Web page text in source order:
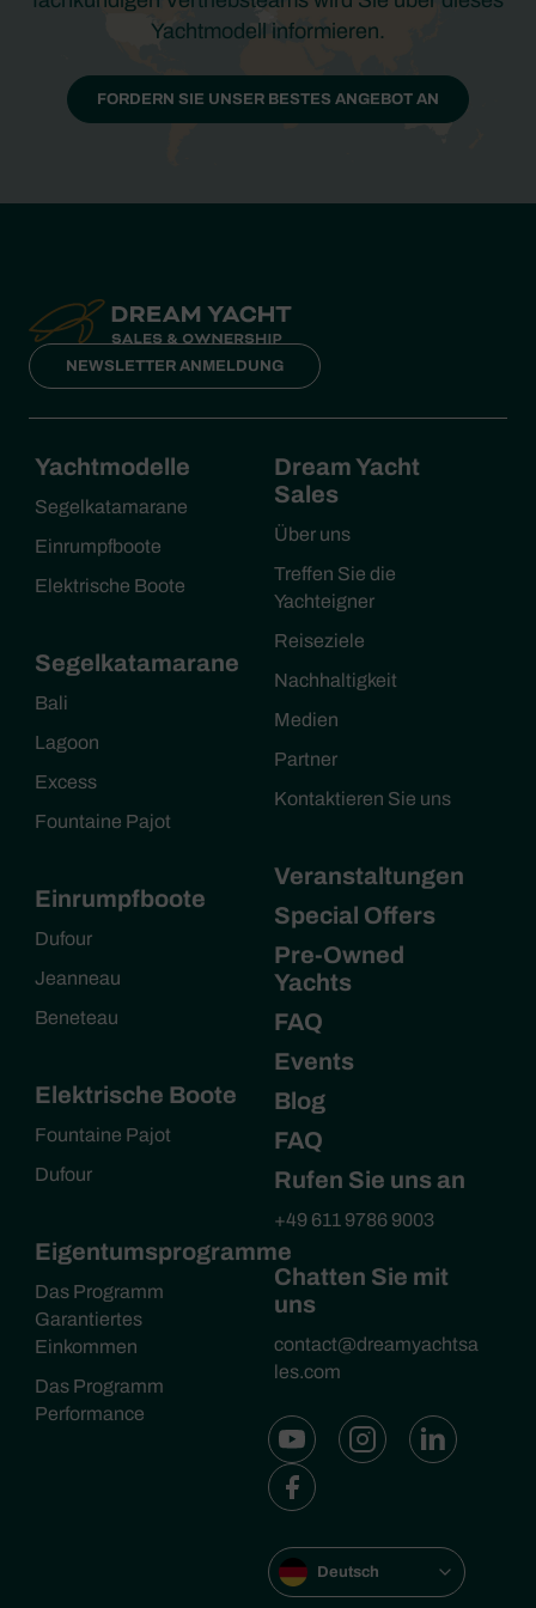
Yachtmodell informieren.
FORDERN SIE UNSER BESTES ANGEBOT AN
NEWSLETTER ANMELDUNG
Yachtmodelle
Segelkatamarane
Einrumpfboote
Elektrische Boote
Segelkatamarane
Bali
Lagoon
Excess
Fountaine Pajot
Einrumpfboote
Dufour
Jeanneau
Beneteau
Elektrische Boote
Fountaine Pajot
Dufour
Eigentumsprogramme
Das Programm
Garantiertes
Einkommen
Das Programm
Performance
Dream Yacht
Sales
Über uns
Treffen Sie die
Yachteigner
Reiseziele
Nachhaltigkeit
Medien
Partner
Kontaktieren Sie uns
Veranstaltungen
Special Offers
Pre-Owned
Yachts
FAQ
Events
Blog
FAQ
Rufen Sie uns an
+49 611 9786 9003
Chatten Sie mit
uns
contact@dreamyachtsa
les.com
Deutsch